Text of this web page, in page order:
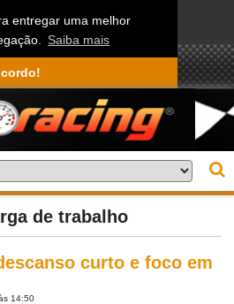
entregar uma melhor
Saiba mais
de trabalho
curto e foco em
14:50